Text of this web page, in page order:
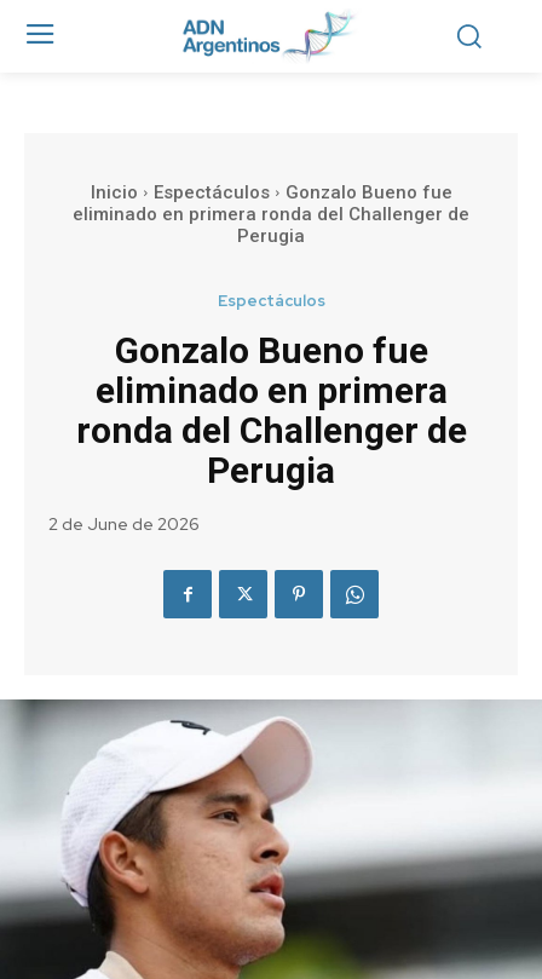
Inicio Espectáculos
Gonzalo Bueno fue
eliminado en primera ronda del Challenger de
Perugia
Espectáculos
Gonzalo Bueno fue
eliminado en primera
ronda del Challenger de
Perugia
2 de June de 2026